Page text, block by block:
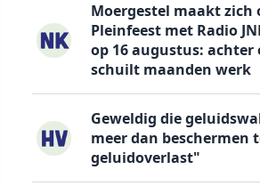
Moergestel maakt zich
Pleinfeest met Radio
op 16 augustus: achter
schuilt maanden werk
Geweldig die
meer dan beschermen
geluidoverlast"